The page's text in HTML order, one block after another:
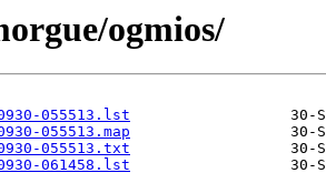
ogmios/
055513.lst
055513.map
055513.txt
061458.lst